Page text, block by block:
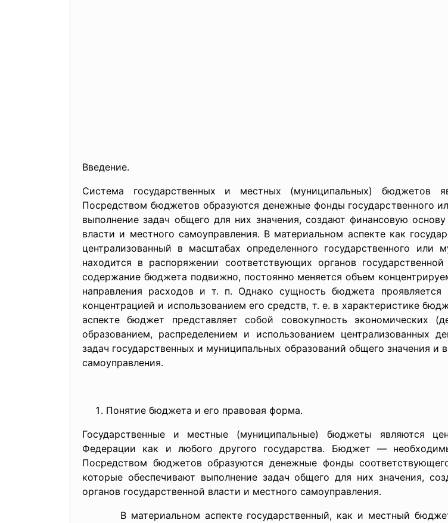
Введение.
Система государственных и местных (муниципальных) бюджетов
Посредством бюджетов образуются денежные фонды государственного
выполнение задач общего для них значения, создают финансовую
власти и местного самоуправления. В материальном аспекте как
централизованный в масштабах определенного государственного
находится в распоряжении соответствующих органов
содержание бюджета подвижно, постоянно меняется объем
направления расходов и т. п. Однако сущность бюджета
концентрацией и использованием его средств, т. е. в характеристике
аспекте бюджет представляет собой совокупность экономических
образованием, распределением и использованием централизованных
задач государственных и муниципальных образований общего значения
самоуправления.
Понятие бюджета и его правовая форма.
Государственные и местные (муниципальные) бюджеты являются
Федерации как и любого другого государства. Бюджет —
Посредством бюджетов образуются денежные фонды
которые обеспечивают выполнение задач общего для них значения,
органов государственной власти и местного самоуправления.
В материальном аспекте государственный, как и местный бюджет,